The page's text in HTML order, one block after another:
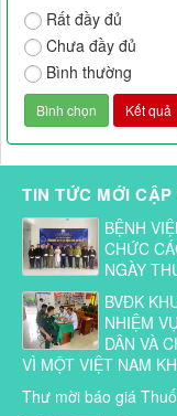
Rất đầy đủ
Chưa đầy đủ
Bình thường
TIN TỨC MỚI CẬP
BỆNH
CHỨC
NGÀY
BVĐK
NHIỆM
DÂN VÀ
VÌ MỘT VIỆT NAM
Thư mời báo giá